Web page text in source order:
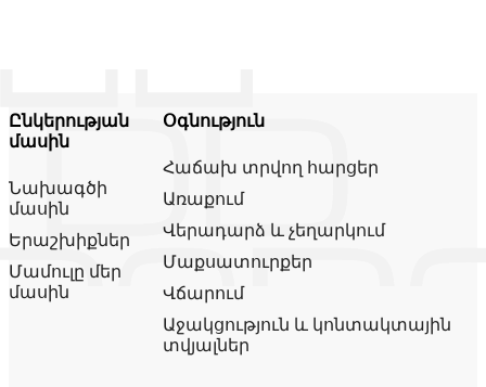
Ընկերության
մասին
Նախագծի
մասին
Երաշխիքներ
Մամուլը մեր
մասին
Օգնություն
Հաճախ տրվող հարցեր
Առաքում
Վերադարձ և չեղարկում
Մաքսատուրքեր
Վճարում
Աջակցություն և կոնտակտային
տվյալներ